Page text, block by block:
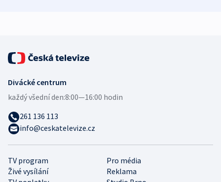
TV program
Pro média
Živé vysílání
Reklama
Divácké centrum
každý všední den:8:00—16:00 hodin
261 136 113
info@ceskatelevize.cz